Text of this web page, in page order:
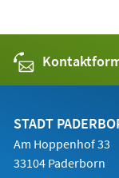
STADT
Am Hoppenhof 33
33104 Paderborn